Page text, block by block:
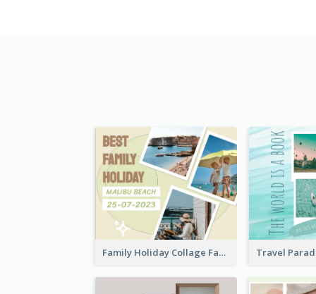
Family Holiday Collage Facebook Post